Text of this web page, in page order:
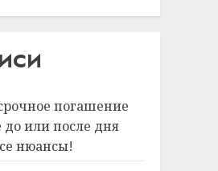
погашение
до или после дня
нюансы!